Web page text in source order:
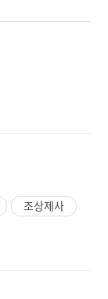
조상제사